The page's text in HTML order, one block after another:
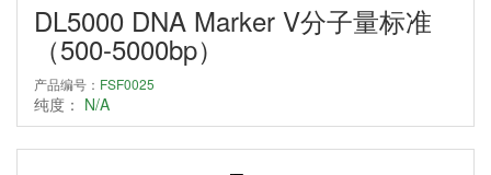
DL5000 DNA Marker V分子量标准
（500-5000bp）
产品编号： FSF0025
纯度： N/A